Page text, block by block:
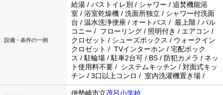
設備・条件の一例
給湯 / バストイレ別 / シャワー / 追焚機能浴
室 / 浴室乾燥機 / 洗面所独立 / シャワー付洗面
台 / 温水洗浄便座 / オートバス / 最上階 / バル
コニー / フローリング / 照明付き / エアコン /
クロゼット / シューズボックス / ウォークイン
クロゼット / TVインターホン / 宅配ボック
ス / 駐輪場 / 駐車2台可 / BS / 防犯カメラ / ネッ
ト使用料不要 / システムキッチン / 対面式キッ
チン / 3口以上コンロ / 室内洗濯機置き場 /
伊勢崎市立茂呂小学校